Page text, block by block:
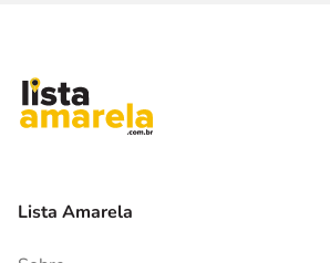
Lista Amarela